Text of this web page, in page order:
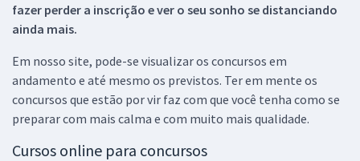
fazer perder a inscrição e ver o seu sonho se distanciando
ainda mais.
Em nosso site, pode-se visualizar os concursos em
andamento e até mesmo os previstos. Ter em mente os
concursos que estão por vir faz com que você tenha como se
preparar com mais calma e com muito mais qualidade.
Cursos online para concursos